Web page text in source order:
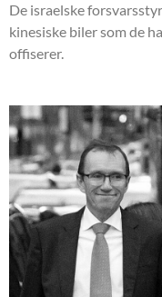
De israelske
kinesiske biler som de
offiserer.